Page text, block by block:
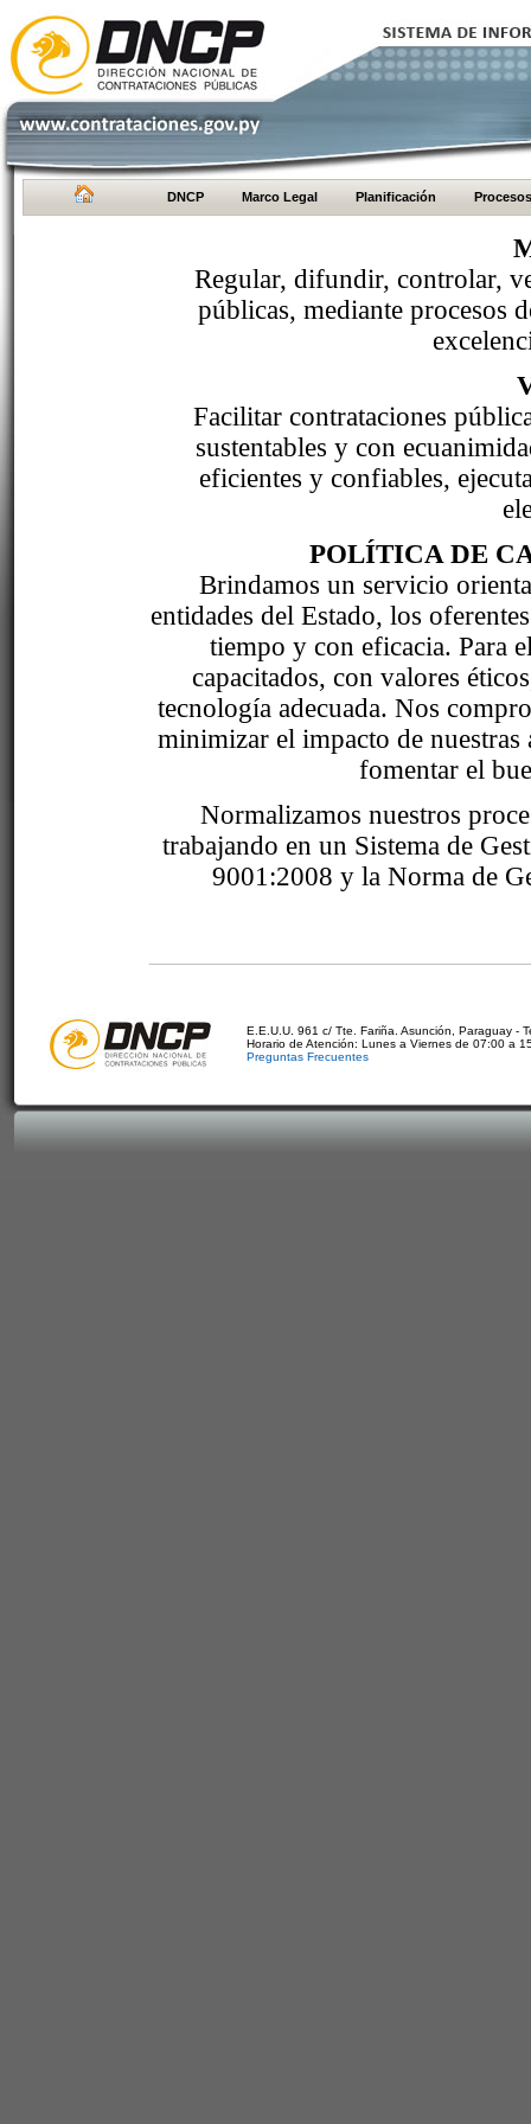
DNCP Marco Legal Planificación Procesos
Regular, difundir, controlar,
públicas, mediante procesos
Facilitar contrataciones
sustentables y con
eficientes y confiables,
POLÍTICA DE
Brindamos un servicio
entidades del Estado, los
tiempo y con eficacia. Para
capacitados, con valores
tecnología adecuada. Nos
minimizar el impacto de
fomentar el
Normalizamos nuestros
trabajando en un Sistema de
9001:2008 y la Norma de
E.E.U.U. 961 c/ Tte. Fariña. Asunción, Paraguay -
Horario de Atención: Lunes a Viernes de 07:00 a
Preguntas Frecuentes